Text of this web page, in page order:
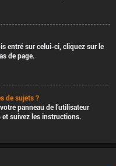
entré sur celui-ci, cliquez sur le
de page.
de sujets ?
panneau de l’utilisateur
et suivez les instructions.